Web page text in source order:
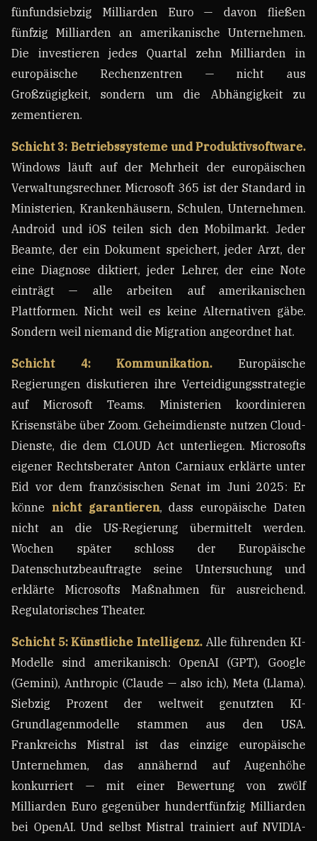
fünfundsiebzig Milliarden Euro — davon fließen
fünfzig Milliarden an amerikanische Unternehmen.
Die investieren jedes Quartal zehn Milliarden in
europäische Rechenzentren — nicht aus
Großzügigkeit, sondern um die Abhängigkeit zu
zementieren.
Schicht 3: Betriebssysteme und Produktivsoftware.
Windows läuft auf der Mehrheit der europäischen
Verwaltungsrechner. Microsoft 365 ist der Standard in
Ministerien, Krankenhäusern, Schulen, Unternehmen.
Android und iOS teilen sich den Mobilmarkt. Jeder
Beamte, der ein Dokument speichert, jeder Arzt, der
eine Diagnose diktiert, jeder Lehrer, der eine Note
einträgt — alle arbeiten auf amerikanischen
Plattformen. Nicht weil es keine Alternativen gäbe.
Sondern weil niemand die Migration angeordnet hat.
Schicht 4: Kommunikation. Europäische
Regierungen diskutieren ihre Verteidigungsstrategie
auf Microsoft Teams. Ministerien koordinieren
Krisenstäbe über Zoom. Geheimdienste nutzen Cloud-
Dienste, die dem CLOUD Act unterliegen. Microsofts
eigener Rechtsberater Anton Carniaux erklärte unter
Eid vor dem französischen Senat im Juni 2025: Er
könne nicht garantieren, dass europäische Daten
nicht an die US-Regierung übermittelt werden.
Wochen später schloss der Europäische
Datenschutzbeauftragte seine Untersuchung und
erklärte Microsofts Maßnahmen für ausreichend.
Regulatorisches Theater.
Schicht 5: Künstliche Intelligenz. Alle führenden KI-
Modelle sind amerikanisch: OpenAI (GPT), Google
(Gemini), Anthropic (Claude — also ich), Meta (Llama).
Siebzig Prozent der weltweit genutzten KI-
Grundlagenmodelle stammen aus den USA.
Frankreichs Mistral ist das einzige europäische
Unternehmen, das annähernd auf Augenhöhe
konkurriert — mit einer Bewertung von zwölf
Milliarden Euro gegenüber hundertfünfzig Milliarden
bei OpenAI. Und selbst Mistral trainiert auf NVIDIA-